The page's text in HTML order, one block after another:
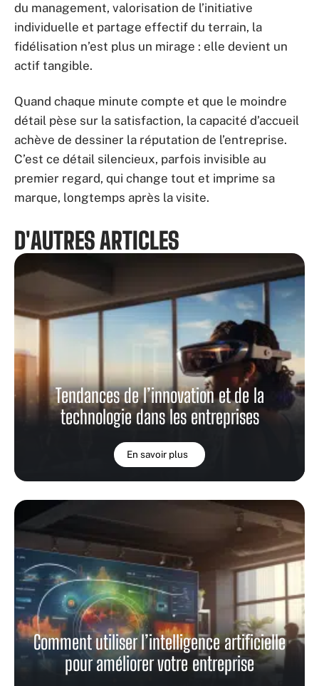
du management, valorisation de l’initiative
individuelle et partage effectif du terrain, la
fidélisation n’est plus un mirage : elle devient un
actif tangible.
Quand chaque minute compte et que le moindre
détail pèse sur la satisfaction, la capacité d’accueil
achève de dessiner la réputation de l’entreprise.
C’est ce détail silencieux, parfois invisible au
premier regard, qui change tout et imprime sa
marque, longtemps après la visite.
D'AUTRES ARTICLES
Tendances de l’innovation et de la
technologie dans les entreprises
En savoir plus
Comment utiliser l’intelligence artificielle
pour améliorer votre entreprise